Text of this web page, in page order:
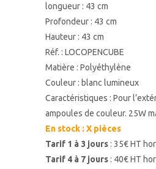
longueur : 43 cm
Profondeur : 43 cm
Hauteur : 43 cm
Réf. : LOCOPENCUBE
Matière : Polyéthylène
Couleur : blanc lumineux
Caractéristiques : Pour
ampoules de couleur. 25W
En stock : X pièces
Tarif 1 à 3 jours : 35€ HT
Tarif 4 à 7 jours : 40€ HT